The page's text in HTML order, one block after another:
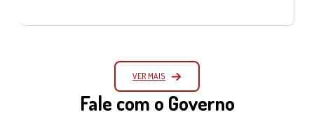
VER MAIS
Fale com o Governo